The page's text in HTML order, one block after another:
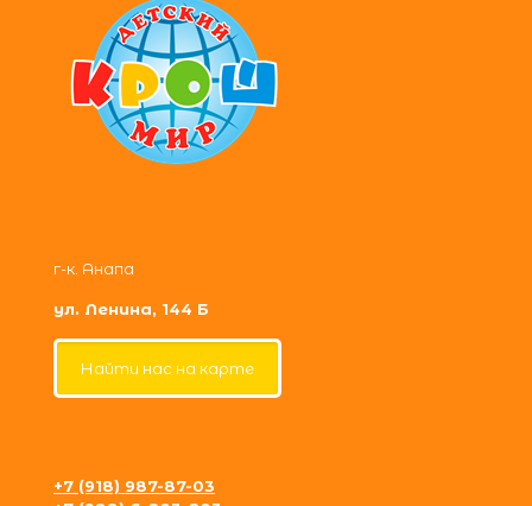
г-к. Анапа
ул. Ленина, 144 Б
Найти нас на карте
+7 (918) 987-87-03